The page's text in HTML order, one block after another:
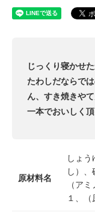
じっくり寝かせ
たわしだならで
ん、すき焼きや
一本でおいしく頂
原材料名
しょ
し）
（ア
１、